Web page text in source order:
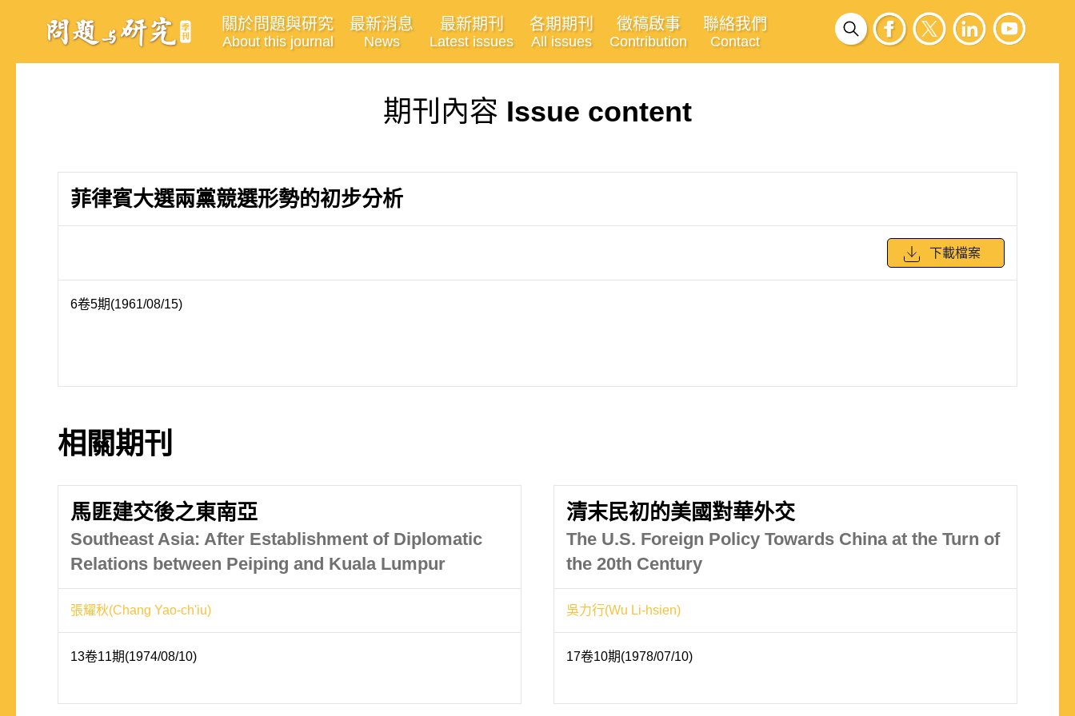
關於問題與研究
About this journal
最新消息
News
最新期刊
Latest issues
各期期刊
All issues
徵稿啟事
Contribution
聯絡我們
Contact
期刊內容 Issue content
菲律賓大選兩黨競選形勢的初步分析
下載檔案
6卷5期(1961/08/15)
相關期刊
馬匪建交後之東南亞
Southeast Asia: After Establishment of Diplomatic
Relations between Peiping and Kuala Lumpur
張耀秋(Chang Yao-ch'iu)
13卷11期(1974/08/10)
清末民初的美國對華外交
The U.S. Foreign Policy Towards China at the Turn of
the 20th Century
吳力行(Wu Li-hsien)
17卷10期(1978/07/10)